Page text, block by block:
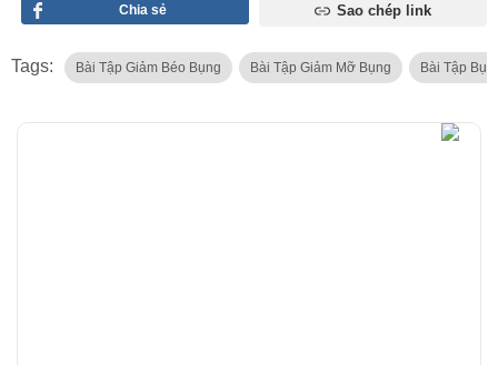
Chia sẻ Sao chép link
Tags: Bài Tập Giảm Béo Bụng Bài Tập Giảm Mỡ Bụng Bài Tập